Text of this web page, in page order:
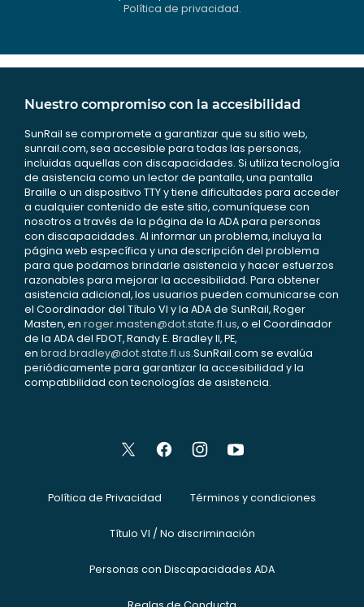
Política de privacidad.
Nuestro compromiso con la accesibilidad
SunRail se compromete a garantizar que su sitio web,
sunrail.com, sea accesible para todas las personas,
incluidas aquellas con discapacidades. Si utiliza tecnología
de asistencia como un lector de pantalla, una pantalla
Braille o un dispositivo TTY y tiene dificultades para acceder
a cualquier contenido de este sitio, comuníquese con
nosotros a través de la página de la ADA para personas
con discapacidades. Al informar un problema, incluya la
página web específica y una descripción del problema
para que podamos brindarle asistencia y hacer esfuerzos
razonables para mejorar la accesibilidad. Para obtener
asistencia adicional, los usuarios pueden comunicarse con
el Coordinador del Título VI y la ADA de SunRail, Roger
Masten, en roger.masten@dot.state.fl.us, o el Coordinador
de la ADA del FDOT, Randy E. Bradley II, PE,
en brad.bradley@dot.state.fl.us.SunRail.com se evalúa
periódicamente para garantizar la accesibilidad y la
compatibilidad con tecnologías de asistencia.
Política de Privacidad Términos y condiciones
Título VI / No discriminación
Personas con Discapacidades ADA